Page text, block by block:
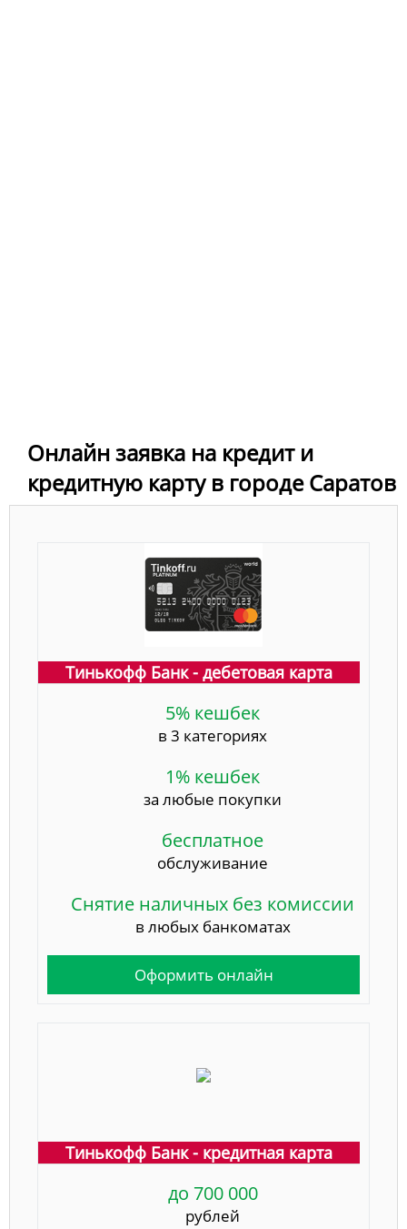
Онлайн заявка на кредит и
кредитную карту в городе Саратов
Тинькофф Банк - дебетовая карта
5% кешбек
в 3 категориях
1% кешбек
за любые покупки
бесплатное
обслуживание
Снятие наличных без комиссии
в любых банкоматах
Оформить онлайн
Тинькофф Банк - кредитная карта
до 700 000
рублей